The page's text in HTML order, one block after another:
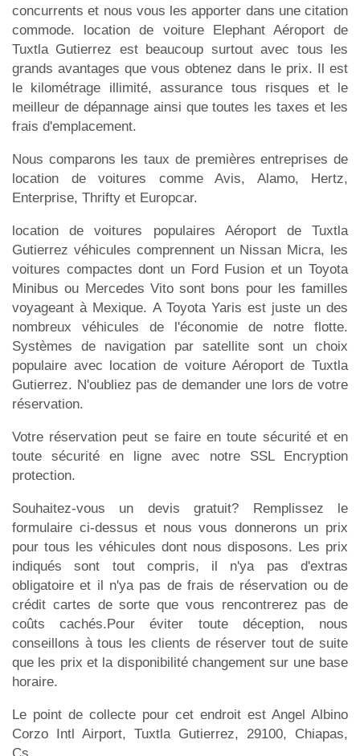
concurrents et nous vous les apporter dans une citation
commode. location de voiture Elephant Aéroport de
Tuxtla Gutierrez est beaucoup surtout avec tous les
grands avantages que vous obtenez dans le prix. Il est
le kilométrage illimité, assurance tous risques et le
meilleur de dépannage ainsi que toutes les taxes et les
frais d'emplacement.
Nous comparons les taux de premières entreprises de
location de voitures comme Avis, Alamo, Hertz,
Enterprise, Thrifty et Europcar.
location de voitures populaires Aéroport de Tuxtla
Gutierrez véhicules comprennent un Nissan Micra, les
voitures compactes dont un Ford Fusion et un Toyota
Minibus ou Mercedes Vito sont bons pour les familles
voyageant à Mexique. A Toyota Yaris est juste un des
nombreux véhicules de l'économie de notre flotte.
Systèmes de navigation par satellite sont un choix
populaire avec location de voiture Aéroport de Tuxtla
Gutierrez. N'oubliez pas de demander une lors de votre
réservation.
Votre réservation peut se faire en toute sécurité et en
toute sécurité en ligne avec notre SSL Encryption
protection.
Souhaitez-vous un devis gratuit? Remplissez le
formulaire ci-dessus et nous vous donnerons un prix
pour tous les véhicules dont nous disposons. Les prix
indiqués sont tout compris, il n'ya pas d'extras
obligatoire et il n'ya pas de frais de réservation ou de
crédit cartes de sorte que vous rencontrerez pas de
coûts cachés.Pour éviter toute déception, nous
conseillons à tous les clients de réserver tout de suite
que les prix et la disponibilité changement sur une base
horaire.
Le point de collecte pour cet endroit est Angel Albino
Corzo Intl Airport, Tuxtla Gutierrez, 29100, Chiapas,
Cs.